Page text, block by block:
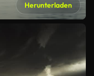
Herunterladen